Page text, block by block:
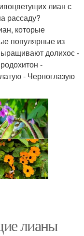
для забора
лианы
с большими
листьями
с названием
лиан с
рассаду?
которые
популярные из
долихос -
-
- Черноглазую
лианы